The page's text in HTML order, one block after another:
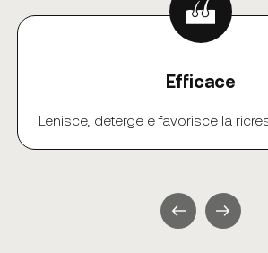
Efficace
Lenisce, deterge e favorisce la